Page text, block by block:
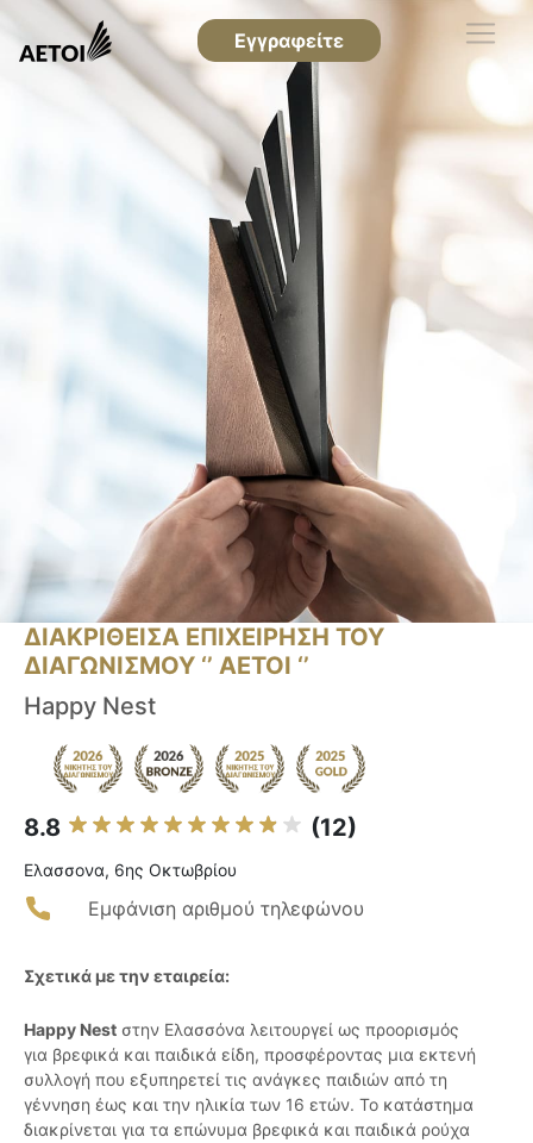
Εγγραφείτε
ΔΙΑΚΡΙΘΕΙΣΑ ΕΠΙΧΕΙΡΗΣΗ ΤΟΥ
ΔΙΑΓΩΝΙΣΜΟΥ ‘’ ΑΕΤΟΙ ‘’
Happy Nest
8.8 (12)
Ελασσονα, 6ης Οκτωβρίου
Εμφάνιση αριθμού τηλεφώνου
Σχετικά με την εταιρεία:
Happy Nest στην Ελασσόνα λειτουργεί ως προορισμός
για βρεφικά και παιδικά είδη, προσφέροντας μια εκτενή
συλλογή που εξυπηρετεί τις ανάγκες παιδιών από τη
γέννηση έως και την ηλικία των 16 ετών. Το κατάστημα
διακρίνεται για τα επώνυμα βρεφικά και παιδικά ρούχα